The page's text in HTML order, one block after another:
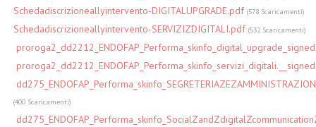
Schedadiscrizioneallyintervento-DIGITALUPGRADE.pdf (578 Scaricamenti)
Schedadiscrizioneallyintervento-SERVIZIZDIGITALI.pdf (532 Scaricamenti)
(400 Scaricamenti)